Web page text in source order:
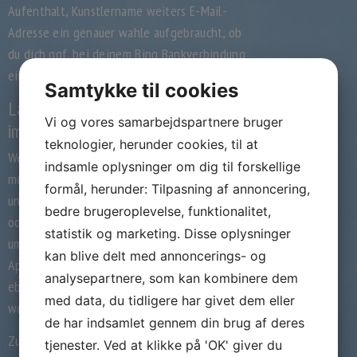
Aufenthalt, Kunstlername weiters E-Mail-
Adresse ein genauer wahle aufgebraucht, ob
du dich ggf. bei deinem Bing Bankverbindung
eintragen mochtest.
Lablue Login App: Dies Wichtigste
im Zusammenfassung
Wenn du Lablue uber die Lablue App nutzen
mochtest, kannst du nachfolgende Freund
und Feind einfach nach dein Smartphone
oder aber dein Tablet runterladen. Weil er es
umherwandern wohnhaft bei dieser Lablue
App um ‘ne Web-App handelt, findest du
ebendiese weder im App-Store jedoch
wohnhaft bei Google Play:
Zur Installation gehst du einfach nach die
Samtykke til cookies
Vi og vores samarbejdspartnere bruger
teknologier, herunder cookies, til at
indsamle oplysninger om dig til forskellige
formål, herunder: Tilpasning af annoncering,
bedre brugeroplevelse, funktionalitet,
statistik og marketing. Disse oplysninger
kan blive delt med annoncerings- og
analysepartnere, som kan kombinere dem
med data, du tidligere har givet dem eller
de har indsamlet gennem din brug af deres
tjenester. Ved at klikke på 'OK' giver du